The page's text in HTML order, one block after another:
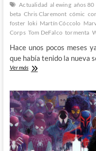
Actualidad al ewing años 80
beta Chris Claremont cómic
foster loki Martín Cóccolo
Corps Tom DeFalco tormenta
Hace unos pocos meses
que había tenido la nueva
Ver másNostalgia
buena
con
el
Thor
de
Al
Ewing